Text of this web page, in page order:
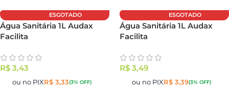
ESGOTADO
Água Sanitária 1L Audax
Facilita
R$ 3,43
ou no PIXR$ 3,33(3% OFF)
ESGOTADO
Água Sanitária 1L Audax
Facilita
R$ 3,49
ou no PIXR$ 3,39(3% OFF)